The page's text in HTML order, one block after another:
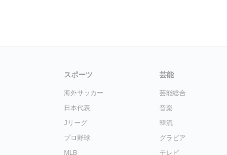
スポーツ
海外サッカー
日本代表
Jリーグ
プロ野球
MLB
芸能
芸能総合
音楽
韓流
グラビア
テレビ